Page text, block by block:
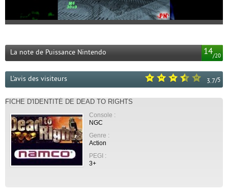
14/20
La note de Puissance Nintendo
3.7/5
L'avis des visiteurs
FICHE D'IDENTITÉ DE DEAD TO RIGHTS
Console :
NGC
Genre :
Action
PEGI :
3+